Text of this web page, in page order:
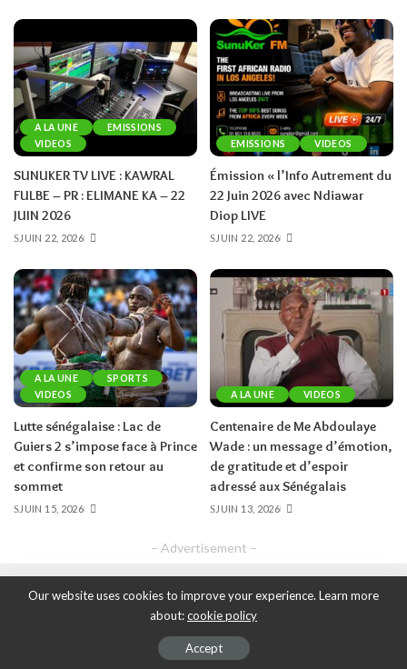
A LA UNE
EMISSIONS
VIDEOS
SUNUKER TV LIVE : KAWRAL
FULBE – PR : ELIMANE KA – 22
JUIN 2026
JUIN 22, 2026
EMISSIONS VIDEOS
Émission « l’Info Autrement du
22 Juin 2026 avec Ndiawar
Diop LIVE
JUIN 22, 2026
A LA UNE
SPORTS
VIDEOS
Lutte sénégalaise : Lac de
Guiers 2 s’impose face à Prince
et confirme son retour au
sommet
JUIN 15, 2026
A LA UNE VIDEOS
Centenaire de Me Abdoulaye
Wade : un message d’émotion,
de gratitude et d’espoir
adressé aux Sénégalais
JUIN 13, 2026
– Advertisement –
Our website uses cookies to improve your experience. Learn more
about:cookie policy
Accept